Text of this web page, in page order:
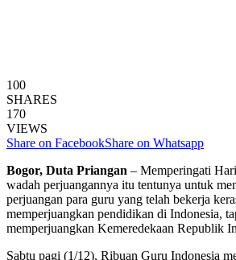
100
SHARES
170
VIEWS
Share on FacebookShare on Whatsapp
Bogor, Duta Priangan – Memperingati
wadah perjuangannya itu tentunya untuk
perjuangan para guru yang telah bekerja
memperjuangkan pendidikan di Indonesia,
memperjuangkan Kemeredekaan Republik
Sabtu pagi (1/12), Ribuan Guru Indonesia